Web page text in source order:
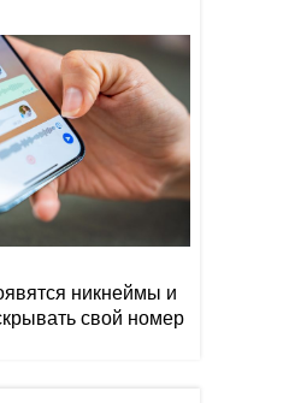
никнеймы и
свой номер